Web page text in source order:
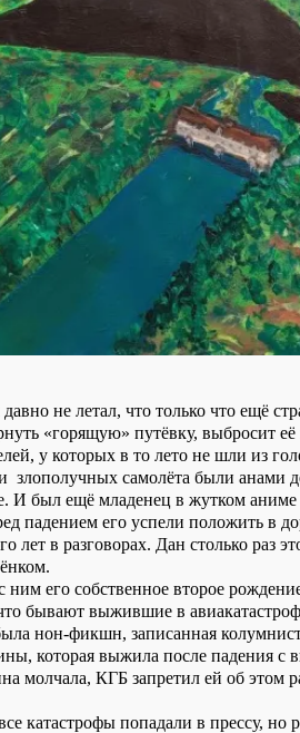
не летал, что только что ещё
«горящую» путёвку, выбросит
у которых в то лето не шли из
злополучных самолёта были анами
И был ещё младенец в жутком
падением его успели положить в
лет в разговорах. Дан столько раз
ним его собственное второе
бывают выжившие в
нон-фикшн, записанная
которая выжила после падения с
молчала, КГБ запретил ей об этом
катастрофы попадали в прессу,